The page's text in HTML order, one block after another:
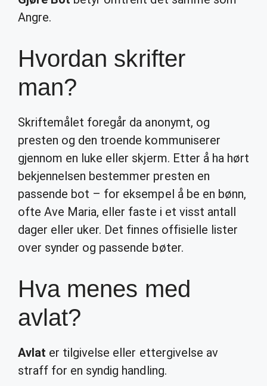
Angre.
Hvordan skrifter
man?
Skriftemålet foregår da anonymt, og
presten og den troende kommuniserer
gjennom en luke eller skjerm. Etter å ha hørt
bekjennelsen bestemmer presten en
passende bot – for eksempel å be en bønn,
ofte Ave Maria, eller faste i et visst antall
dager eller uker. Det finnes offisielle lister
over synder og passende bøter.
Hva menes med
avlat?
Avlat er tilgivelse eller ettergivelse av
straff for en syndig handling.